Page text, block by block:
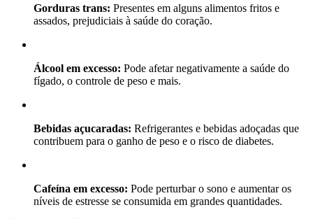
Gorduras trans: Presentes em alguns alimentos fritos e
assados, prejudiciais à saúde do coração.
Álcool em excesso: Pode afetar negativamente a saúde do
fígado, o controle de peso e mais.
Bebidas açucaradas: Refrigerantes e bebidas adoçadas que
contribuem para o ganho de peso e o risco de diabetes.
Cafeína em excesso: Pode perturbar o sono e aumentar os
níveis de estresse se consumida em grandes quantidades.